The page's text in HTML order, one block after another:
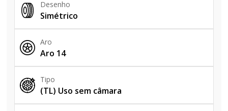
Desenho
Simétrico
Aro
Aro 14
Tipo
(TL) Uso sem câmara